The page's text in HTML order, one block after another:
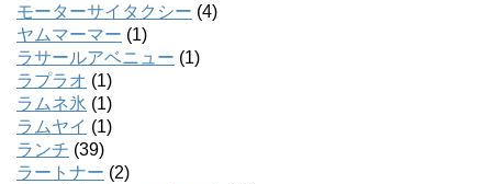
モーターサイタクシー (4)
ヤムマーマー (1)
ラサールアベニュー (1)
ラプラオ (1)
ラムネ氷 (1)
ラムヤイ (1)
ランチ (39)
ラートナー (2)